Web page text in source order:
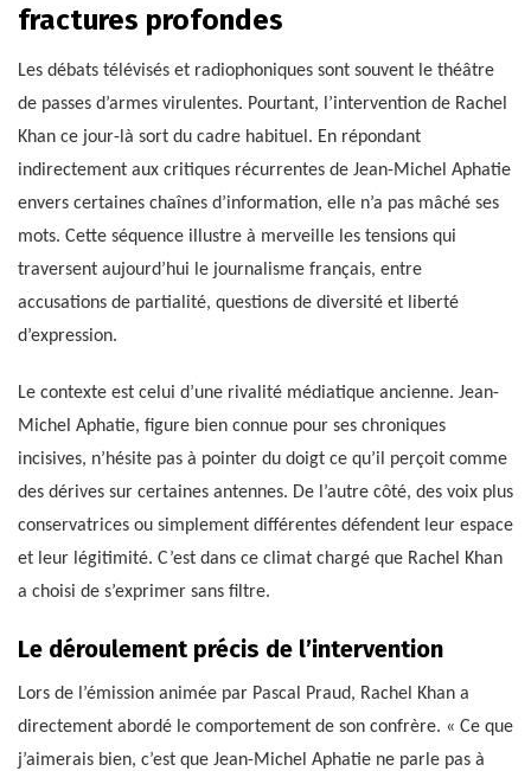
fractures profondes
Les débats télévisés et radiophoniques sont souvent le théâtre
de passes d’armes virulentes. Pourtant, l’intervention de Rachel
Khan ce jour-là sort du cadre habituel. En répondant
indirectement aux critiques récurrentes de Jean-Michel Aphatie
envers certaines chaînes d’information, elle n’a pas mâché ses
mots. Cette séquence illustre à merveille les tensions qui
traversent aujourd’hui le journalisme français, entre
accusations de partialité, questions de diversité et liberté
d’expression.
Le contexte est celui d’une rivalité médiatique ancienne. Jean-
Michel Aphatie, figure bien connue pour ses chroniques
incisives, n’hésite pas à pointer du doigt ce qu’il perçoit comme
des dérives sur certaines antennes. De l’autre côté, des voix plus
conservatrices ou simplement différentes défendent leur espace
et leur légitimité. C’est dans ce climat chargé que Rachel Khan
a choisi de s’exprimer sans filtre.
Le déroulement précis de l’intervention
Lors de l’émission animée par Pascal Praud, Rachel Khan a
directement abordé le comportement de son confrère. « Ce que
j’aimerais bien, c’est que Jean-Michel Aphatie ne parle pas à